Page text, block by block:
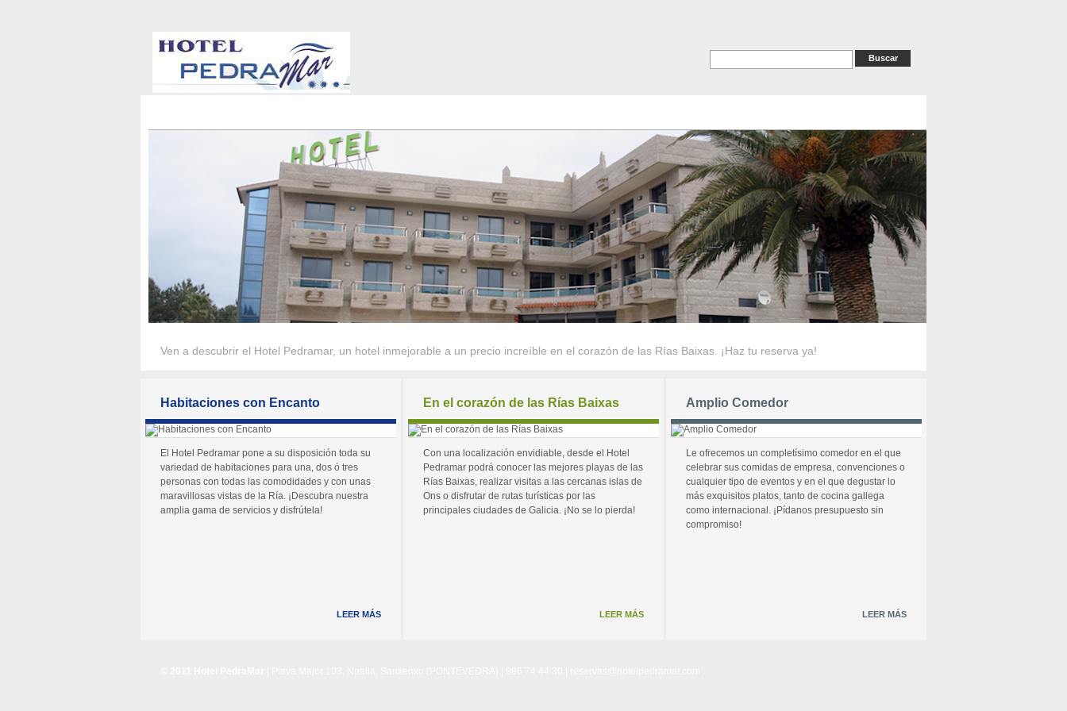
Ven a descubrir el Hotel Pedramar, un hotel inmejorable a un precio increíble en el corazón de las Rías Baixas. ¡Haz tu reserva ya!
Habitaciones con Encanto
El Hotel Pedramar pone a su disposición toda su
variedad de habitaciones para una, dos ó tres
personas con todas las comodidades y con unas
maravillosas vistas de la Ría. ¡Descubra nuestra
amplia gama de servicios y disfrútela!
LEER MÁS
En el corazón de las Rías Baixas
Con una localización envidiable, desde el Hotel
Pedramar podrá conocer las mejores playas de las
Rías Baixas, realizar visitas a las cercanas islas de
Ons o disfrutar de rutas turísticas por las
principales ciudades de Galicia. ¡No se lo pierda!
LEER MÁS
Amplio Comedor
Le ofrecemos un completísimo comedor en el que
celebrar sus comidas de empresa, convenciones o
cualquier tipo de eventos y en el que degustar lo
más exquisitos platos, tanto de cocina gallega
como internacional. ¡Pídanos presupuesto sin
compromiso!
LEER MÁS